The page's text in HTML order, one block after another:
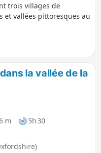
trois villages de
et vallées pittoresques au
la vallée de la
m
5h 30